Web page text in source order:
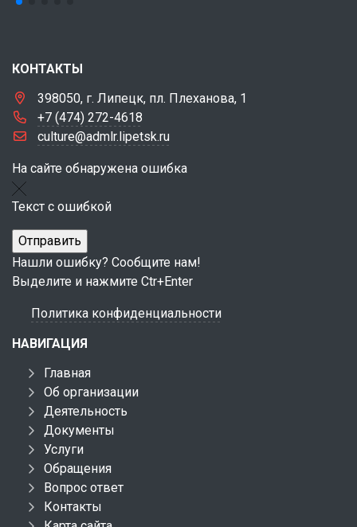
КОНТАКТЫ
398050, г. Липецк, пл. Плеханова, 1
+7 (474) 272-4618
culture@admlr.lipetsk.ru
На сайте обнаружена ошибка
Текст с ошибкой
Нашли ошибку? Сообщите нам!
Выделите и нажмите Ctr+Enter
Политика конфиденциальности
НАВИГАЦИЯ
Главная
Об организации
Деятельность
Документы
Услуги
Обращения
Вопрос ответ
Контакты